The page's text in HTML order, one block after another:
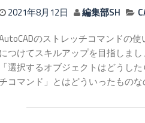
2021年8月12日 編集部SH
のストレッチコマンドの
につけてスキルアップを目指しまし
「選択するオブジェクトはどうし
コマンド」とはどういったもの